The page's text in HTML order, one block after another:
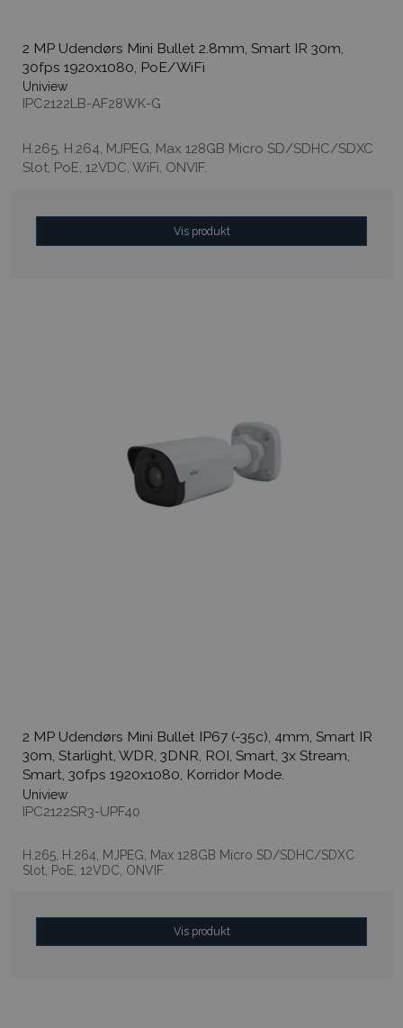
2 MP Udendørs Mini Bullet 2.8mm, Smart IR 30m,
30fps 1920x1080, PoE/WiFi
Uniview
IPC2122LB-AF28WK-G
H.265, H.264, MJPEG, Max 128GB Micro SD/SDHC/SDXC
Slot, PoE, 12VDC, WiFi, ONVIF.
Vis produkt
2 MP Udendørs Mini Bullet IP67 (-35c), 4mm, Smart IR
30m, Starlight, WDR, 3DNR, ROI, Smart, 3x Stream,
Smart, 30fps 1920x1080, Korridor Mode.
Uniview
IPC2122SR3-UPF40
H.265, H.264, MJPEG, Max 128GB Micro SD/SDHC/SDXC
Slot, PoE, 12VDC, ONVIF.
Vis produkt